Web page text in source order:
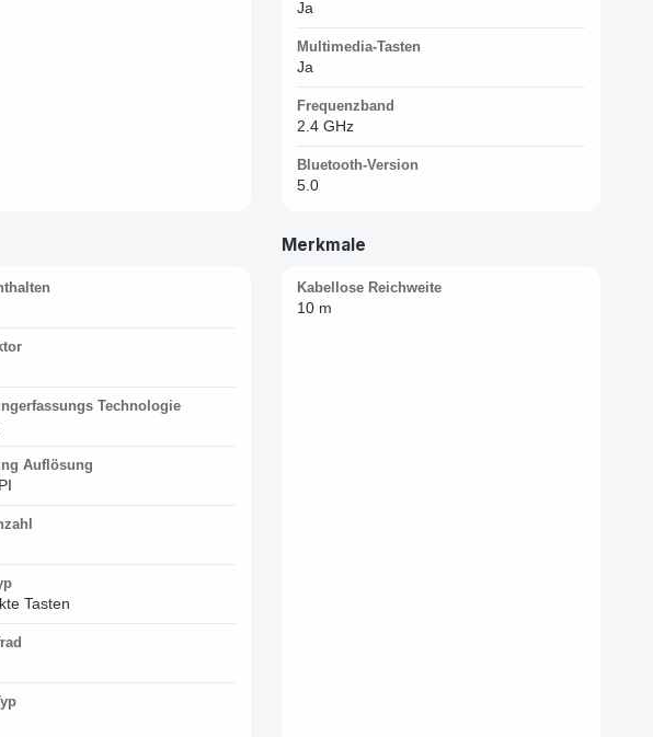
Ja
Multimedia-Tasten
Ja
Frequenzband
2.4 GHz
Bluetooth-Version
5.0
Technologie
Auflösung
Tasten
Merkmale
Kabellose Reichweite
10 m